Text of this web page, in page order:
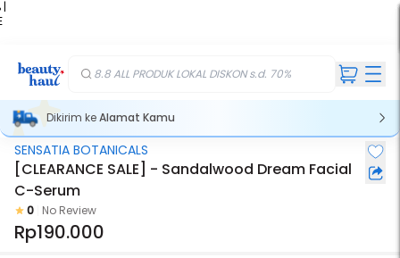
|
8.8 ALL PRODUK LOKAL DISKON s.d. 70%
Dikirim keAlamat Kamu
Stok Habis
SENSATIA BOTANICALS
[CLEARANCE SALE] - Sandalwood Dream Facial
C-Serum
0 No Review
Rp190.000